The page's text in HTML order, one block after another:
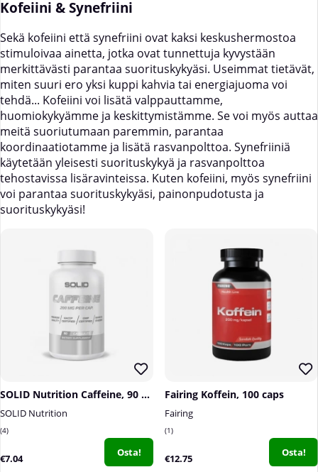
Kofeiini & Synefriini
Sekä kofeiini että synefriini ovat kaksi keskushermostoa
stimuloivaa ainetta, jotka ovat tunnettuja kyvystään
merkittävästi parantaa suorituskykyäsi. Useimmat tietävät,
miten suuri ero yksi kuppi kahvia tai energiajuoma voi
tehdä... Kofeiini voi lisätä valppauttamme,
huomiokykyämme ja keskittymistämme. Se voi myös auttaa
meitä suoriutumaan paremmin, parantaa
koordinaatiotamme ja lisätä rasvanpolttoa. Synefriiniä
käytetään yleisesti suorituskykyä ja rasvanpolttoa
tehostavissa lisäravinteissa. Kuten kofeiini, myös synefriini
voi parantaa suorituskykyäsi, painonpudotusta ja
suorituskykyäsi!
SOLID Nutrition Caffeine, 90 caps
SOLID Nutrition
4
€7.04 Osta!
Fairing Koffein, 100 caps
Fairing
1
€12.75 Osta!